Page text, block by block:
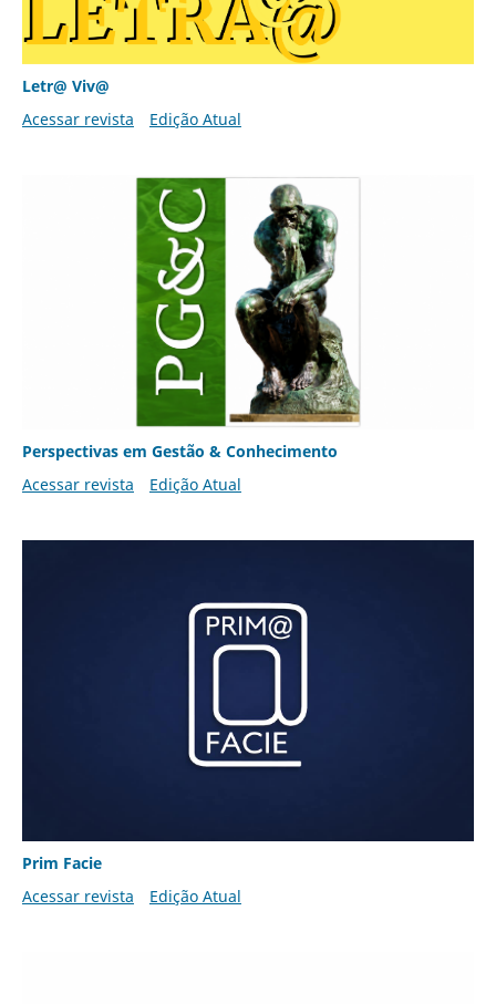
Letr@ Viv@
Acessar revista
Edição Atual
Perspectivas em Gestão & Conhecimento
Acessar revista
Edição Atual
Prim Facie
Acessar revista
Edição Atual